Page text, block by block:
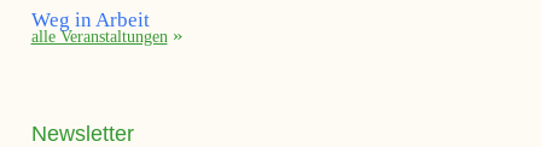
alle Veranstaltungen
Newsletter